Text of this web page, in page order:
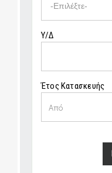
-Επιλέξτε-
Υ/Δ
Έτος Κατασκευής